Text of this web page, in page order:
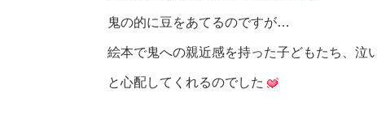
鬼の的に豆をあてるのですが…
絵本で鬼への親近感を持った子どもたち、泣
と心配してくれるのでした